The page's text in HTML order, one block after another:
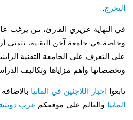
التخرج.
في النهاية عزيزي القارئ، من يرغب
وخاصة في جامعة آخن التقنية، نتمنى
على التعرف على الجامعة التقنية
وتخصصاتها وأهم مزاياها وتكاليف
تابعوا اخبار اللاجئين في المانيا
المانيا والعالم على موقعكم عرب